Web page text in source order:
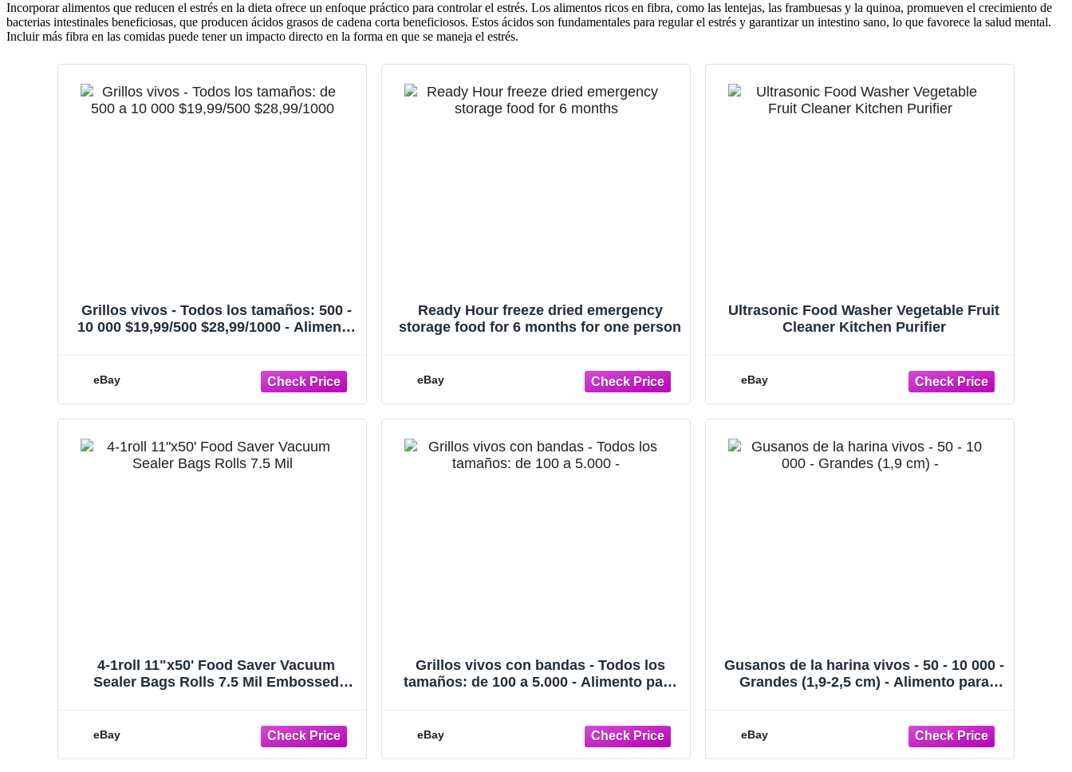
Incorporar alimentos que reducen el estrés en la dieta ofrece un enfoque práctico para controlar el estrés. Los alimentos ricos en fibra, como las lentejas, las frambuesas y la quinoa, promueven el crecimiento de
bacterias intestinales beneficiosas, que producen ácidos grasos de cadena corta beneficiosos. Estos ácidos son fundamentales para regular el estrés y garantizar un intestino sano, lo que favorece la salud mental.
Incluir más fibra en las comidas puede tener un impacto directo en la forma en que se maneja el estrés.
Grillos vivos - Todos los tamaños: 500 -
10 000 $19,99/500 $28,99/1000 - Alimento
eBay
Ready Hour freeze dried emergency
storage food for 6 months for one person
eBay
Ultrasonic Food Washer Vegetable Fruit
Cleaner Kitchen Purifier
eBay
4-1roll 11"x50' Food Saver Vacuum
Sealer Bags Rolls 7.5 Mil Embossed
eBay
Grillos vivos con bandas - Todos los
tamaños: de 100 a 5.000 - Alimento para
eBay
Gusanos de la harina vivos - 50 - 10 000 -
Grandes (1,9-2,5 cm) - Alimento para
eBay